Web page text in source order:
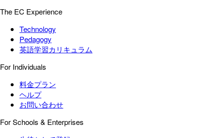
The EC Experience
Technology
Pedagogy
英語学習カリキュラム
For Individuals
料金プラン
ヘルプ
お問い合わせ
For Schools & Enterprises